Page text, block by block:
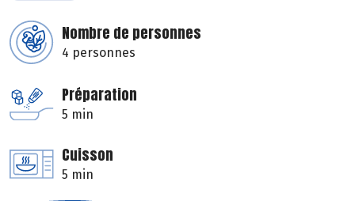
Nombre de personnes
4 personnes
Préparation
5 min
Cuisson
5 min